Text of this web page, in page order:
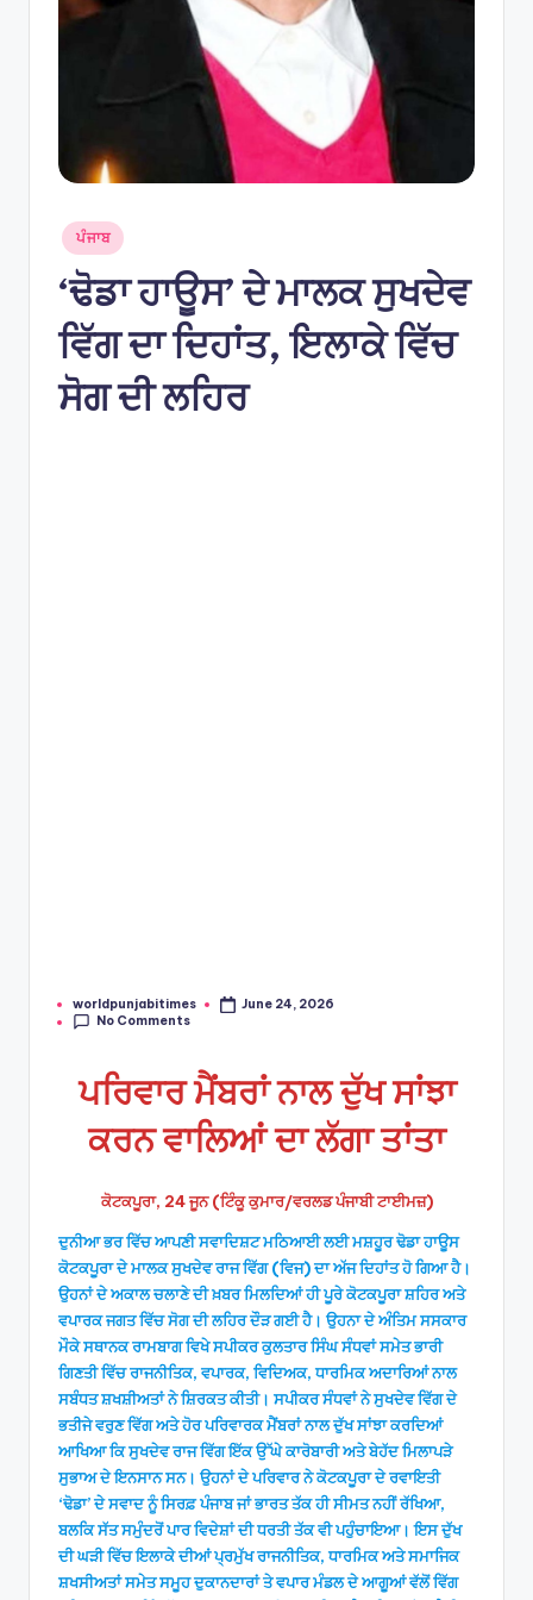
Posted
in
ਪੰਜਾਬ
‘ਢੋਡਾ ਹਾਊਸ’ ਦੇ ਮਾਲਕ ਸੁਖਦੇਵ
ਵਿੱਗ ਦਾ ਦਿਹਾਂਤ, ਇਲਾਕੇ ਵਿੱਚ
ਸੋਗ ਦੀ ਲਹਿਰ
Posted
by
worldpunjabitimes
June 24, 2026
No Comments
ਪਰਿਵਾਰ ਮੈਂਬਰਾਂ ਨਾਲ ਦੁੱਖ ਸਾਂਝਾ
ਕਰਨ ਵਾਲਿਆਂ ਦਾ ਲੱਗਾ ਤਾਂਤਾ
ਕੋਟਕਪੂਰਾ, 24 ਜੂਨ (ਟਿੰਕੂ ਕੁਮਾਰ/ਵਰਲਡ ਪੰਜਾਬੀ ਟਾਈਮਜ਼)
ਦੁਨੀਆ ਭਰ ਵਿੱਚ ਆਪਣੀ ਸਵਾਦਿਸ਼ਟ ਮਠਿਆਈ ਲਈ ਮਸ਼ਹੂਰ ਢੋਡਾ ਹਾਊਸ
ਕੋਟਕਪੂਰਾ ਦੇ ਮਾਲਕ ਸੁਖਦੇਵ ਰਾਜ ਵਿੱਗ (ਵਿਜ) ਦਾ ਅੱਜ ਦਿਹਾਂਤ ਹੋ ਗਿਆ ਹੈ।
ਉਹਨਾਂ ਦੇ ਅਕਾਲ ਚਲਾਣੇ ਦੀ ਖ਼ਬਰ ਮਿਲਦਿਆਂ ਹੀ ਪੂਰੇ ਕੋਟਕਪੂਰਾ ਸ਼ਹਿਰ ਅਤੇ
ਵਪਾਰਕ ਜਗਤ ਵਿੱਚ ਸੋਗ ਦੀ ਲਹਿਰ ਦੌੜ ਗਈ ਹੈ। ਉਹਨਾ ਦੇ ਅੰਤਿਮ ਸਸਕਾਰ
ਮੌਕੇ ਸਥਾਨਕ ਰਾਮਬਾਗ ਵਿਖੇ ਸਪੀਕਰ ਕੁਲਤਾਰ ਸਿੰਘ ਸੰਧਵਾਂ ਸਮੇਤ ਭਾਰੀ
ਗਿਣਤੀ ਵਿੱਚ ਰਾਜਨੀਤਿਕ, ਵਪਾਰਕ, ਵਿਦਿਅਕ, ਧਾਰਮਿਕ ਅਦਾਰਿਆਂ ਨਾਲ
ਸਬੰਧਤ ਸ਼ਖਸ਼ੀਅਤਾਂ ਨੇ ਸ਼ਿਰਕਤ ਕੀਤੀ। ਸਪੀਕਰ ਸੰਧਵਾਂ ਨੇ ਸੁਖਦੇਵ ਵਿੱਗ ਦੇ
ਭਤੀਜੇ ਵਰੁਣ ਵਿੱਗ ਅਤੇ ਹੋਰ ਪਰਿਵਾਰਕ ਮੈਂਬਰਾਂ ਨਾਲ ਦੁੱਖ ਸਾਂਝਾ ਕਰਦਿਆਂ
ਆਖਿਆ ਕਿ ਸੁਖਦੇਵ ਰਾਜ ਵਿੱਗ ਇੱਕ ਉੱਘੇ ਕਾਰੋਬਾਰੀ ਅਤੇ ਬੇਹੱਦ ਮਿਲਾਪੜੇ
ਸੁਭਾਅ ਦੇ ਇਨਸਾਨ ਸਨ। ਉਹਨਾਂ ਦੇ ਪਰਿਵਾਰ ਨੇ ਕੋਟਕਪੂਰਾ ਦੇ ਰਵਾਇਤੀ
‘ਢੋਡਾ’ ਦੇ ਸਵਾਦ ਨੂੰ ਸਿਰਫ਼ ਪੰਜਾਬ ਜਾਂ ਭਾਰਤ ਤੱਕ ਹੀ ਸੀਮਤ ਨਹੀਂ ਰੱਖਿਆ,
ਬਲਕਿ ਸੱਤ ਸਮੁੰਦਰੋਂ ਪਾਰ ਵਿਦੇਸ਼ਾਂ ਦੀ ਧਰਤੀ ਤੱਕ ਵੀ ਪਹੁੰਚਾਇਆ। ਇਸ ਦੁੱਖ
ਦੀ ਘੜੀ ਵਿੱਚ ਇਲਾਕੇ ਦੀਆਂ ਪ੍ਰਮੁੱਖ ਰਾਜਨੀਤਿਕ, ਧਾਰਮਿਕ ਅਤੇ ਸਮਾਜਿਕ
ਸ਼ਖਸੀਅਤਾਂ ਸਮੇਤ ਸਮੂਹ ਦੁਕਾਨਦਾਰਾਂ ਤੇ ਵਪਾਰ ਮੰਡਲ ਦੇ ਆਗੂਆਂ ਵੱਲੋਂ ਵਿੱਗ